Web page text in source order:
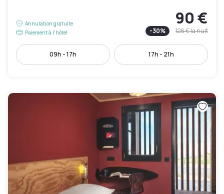
Annulation gratuite
Paiement à l'hôtel
90 €
-30% 128 €la nuit
09h - 17h 17h - 21h